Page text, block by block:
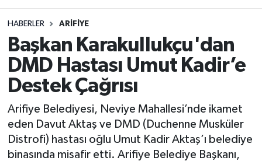
HABERLER ARİFİYE
Başkan Karakullukçu'dan
DMD Hastası Umut Kadir’e
Destek Çağrısı
Arifiye Belediyesi, Neviye Mahallesi’nde ikamet
eden Davut Aktaş ve DMD (Duchenne Musküler
Distrofi) hastası oğlu Umut Kadir Aktaş’ı belediye
binasında misafir etti. Arifiye Belediye Başkanı,
GÜNDEM
EĞİTİM
ASAYİŞ
EKONOMİ
EĞİTİM
EKONOMİ
ASAYİŞ
Sakarya Trafik Yoğunluk Haritası
Süper Lig Puan Durumu ve Fikstür
Tüm Manşetler
Son Dakika Haberleri
Haber Arşivi